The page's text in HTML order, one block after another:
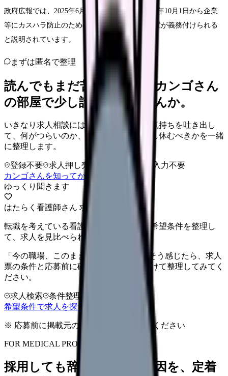
政府広報では、2025年6月の法改正を受け、2026年10月1日から企業
等にカスハラ防止のための雇用管理上必要な措置が義務付けられる
と説明されています。
まずは匿名で整理
読んでもまだ苦しいなら、カンゴさん
の部屋で少し話してみませんか。
いきなり求人相談には進みません。今の気持ちを吐き出し
て、何がつらいのか、辞めるべきか、少し休むべきかを一緒
に整理します。
登録不要 求人押し売りなし
病院名は入力不要
カンゴさんを知ってから相談する
ゆっくり聞きます
はたらく看護師さん 求人
転職を考えている看護師さんへ。まずは希望条件を整理し
て、求人を見比べられます。
「今の職場、このままでいいのかな...」そう感じたら、求人
票の条件と応募前に確認したい不安を分けて整理してみてく
ださい。
求人検索 条件整理
希望条件で求人を探す
※ 応募前に掲載元の最新情報を確認してください
FOR MEDICAL PROVIDERS
採用しても辞めてしまう原因を、定着